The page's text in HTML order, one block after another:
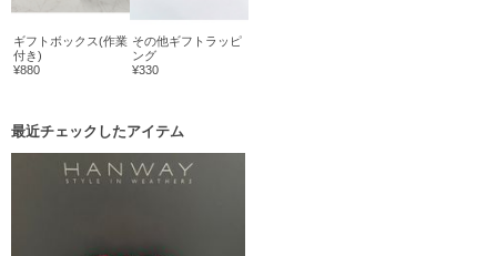
ギフトボックス(作業
付き)
¥880
その他ギフトラッピ
ング
¥330
最近チェックしたアイテム